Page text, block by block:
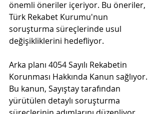
önemli öneriler içeriyor. Bu öneriler,
Türk Rekabet Kurumu'nun
soruşturma süreçlerinde usul
değişikliklerini hedefliyor.
Arka planı 4054 Sayılı Rekabetin
Korunması Hakkında Kanun sağlıyor.
Bu kanun, Sayıştay tarafından
yürütülen detaylı soruşturma